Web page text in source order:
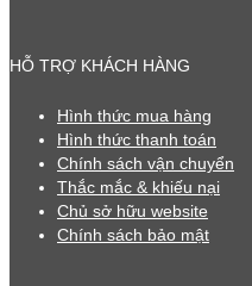
HỖ TRỢ KHÁCH HÀNG
Hình thức mua hàng
Hình thức thanh toán
Chính sách vận chuyển
Thắc mắc & khiếu nại
Chủ sở hữu website
Chính sách bảo mật